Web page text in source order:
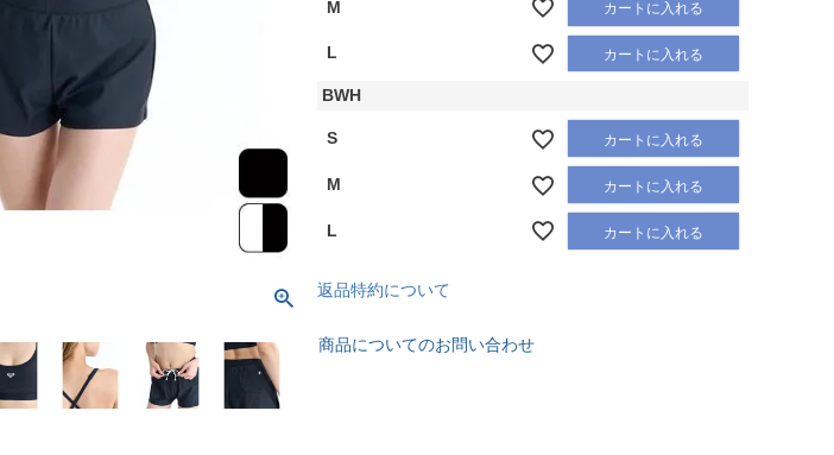
M カートに入れる
L カートに入れる
BWH
S カートに入れる
M カートに入れる
L カートに入れる
返品特約について
商品についてのお問い合わせ